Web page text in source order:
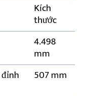
Kích
thước
4.498
mm
507 mm